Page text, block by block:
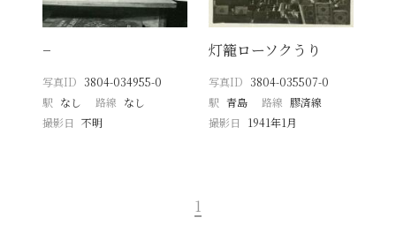
−
写真ID 3804-034955-0
駅 なし 路線 なし
撮影日
不明
灯籠ローソクうり
写真ID 3804-035507-0
駅 青島 路線 膠済線
撮影日
1941年1月
1